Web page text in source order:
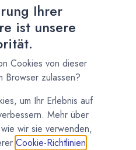
KIKIS PRALINENWELT
Ihrer
ist unsere
Cookies von dieser
Browser zulassen?
um Ihr Erlebnis auf
Mehr über
wir sie verwenden,
Cookie-Richtlinien